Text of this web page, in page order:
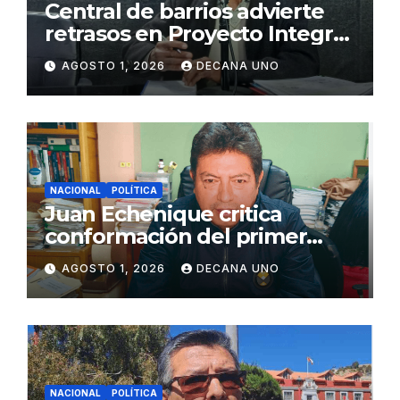
Central de barrios advierte
retrasos en Proyecto Integral
de Agua y Alcantarillado para
Juliaca
AGOSTO 1, 2026 DECANA UNO
NACIONAL POLÍTICA
Juan Echenique critica
conformación del primer
gabinete ministerial de Keiko
Fujimori
AGOSTO 1, 2026 DECANA UNO
NACIONAL POLÍTICA